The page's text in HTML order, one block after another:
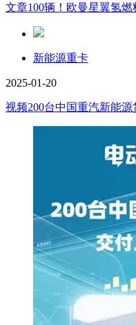
文章100辆！欧曼星翼氢燃
新能源重卡
2025-01-20
视频200台中国重汽新能